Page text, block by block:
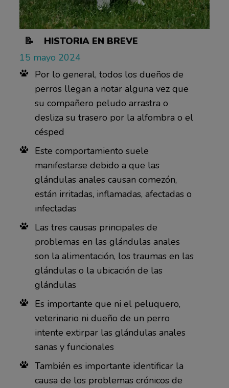
15 mayo 2024
📝 HISTORIA EN BREVE
Por lo general, todos los dueños de
perros llegan a notar alguna vez que
su compañero peludo arrastra o
desliza su trasero por la alfombra o el
césped
Este comportamiento suele
manifestarse debido a que las
glándulas anales causan comezón,
están irritadas, inflamadas, afectadas o
infectadas
Las tres causas principales de
problemas en las glándulas anales
son la alimentación, los traumas en las
glándulas o la ubicación de las
glándulas
Es importante que ni el peluquero,
veterinario ni dueño de un perro
intente extirpar las glándulas anales
sanas y funcionales
También es importante identificar la
causa de los problemas crónicos de